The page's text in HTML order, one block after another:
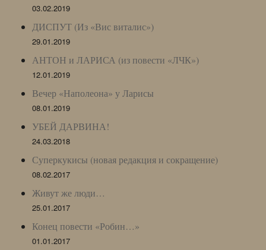
03.02.2019
ДИСПУТ (Из «Вис виталис»)
29.01.2019
АНТОН и ЛАРИСА (из повести «ЛЧК»)
12.01.2019
Вечер «Наполеона» у Ларисы
08.01.2019
УБЕЙ ДАРВИНА!
24.03.2018
Суперкукисы (новая редакция и сокращение)
08.02.2017
Живут же люди…
25.01.2017
Конец повести «Робин…»
01.01.2017